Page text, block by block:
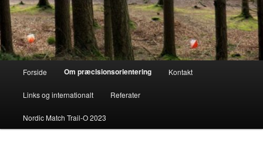
Forside Om præcisionsorientering Kontakt
Links og internationalt Referater
Nordic Match Trail-O 2023